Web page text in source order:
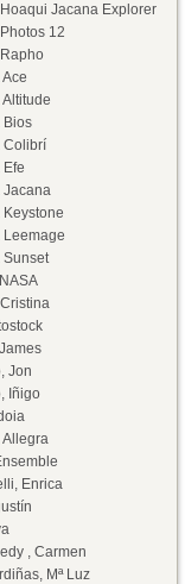
Jacana Explorer
12
Bios
Colibrí
Jacana
Sunset
Jon
Iñigo
Allegra
Enrica
, Carmen
Mª Luz